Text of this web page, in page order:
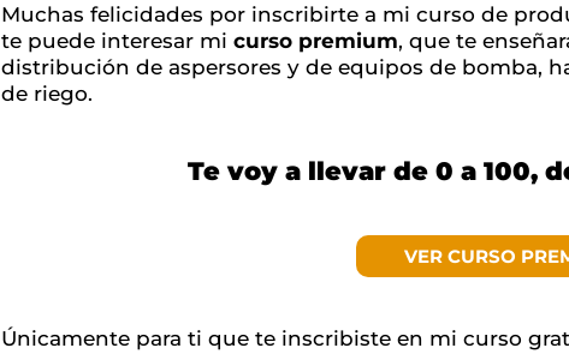
Muchas felicidades por inscribirte a mi curso de
te puede interesar mi curso premium, que te
distribución de aspersores y de equipos de bomba,
de riego.
Te voy a llevar de 0 a 100,
VER CURSO
Únicamente para ti que te inscribiste en mi curso